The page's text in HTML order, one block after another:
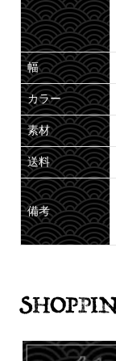
幅
カラー
素材
送料
備考